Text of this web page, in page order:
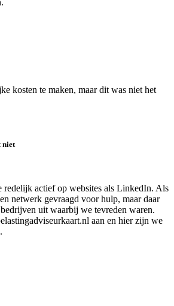
kosten te maken, maar dit was niet het
niet
actief op websites als LinkedIn. Als
netwerk gevraagd voor hulp, maar daar
uit waarbij we tevreden waren.
aan en hier zijn we